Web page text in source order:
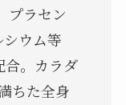
プラセン
ウム等
合。カラダ
ちた全身